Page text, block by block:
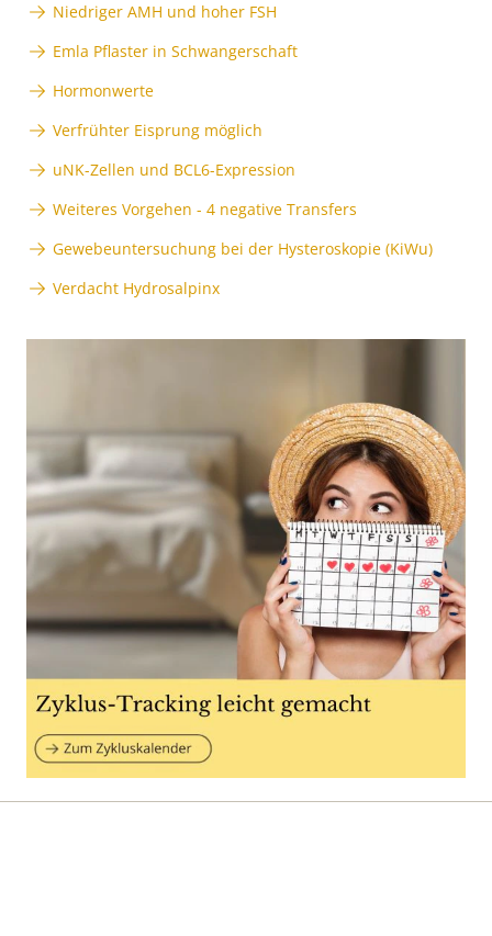
Niedriger AMH und hoher FSH
Emla Pflaster in Schwangerschaft
Hormonwerte
Verfrühter Eisprung möglich
uNK-Zellen und BCL6-Expression
Weiteres Vorgehen - 4 negative Transfers
Gewebeuntersuchung bei der Hysteroskopie (KiWu)
Verdacht Hydrosalpinx